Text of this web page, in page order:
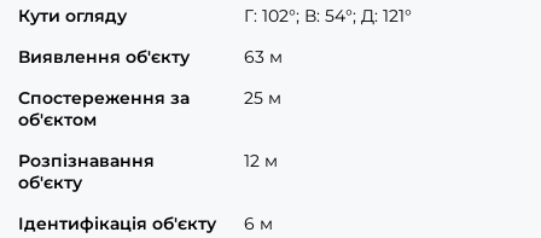
Кути огляду
Г: 102°; В: 54°; Д: 121°
Виявлення об'єкту
63 м
Спостереження за
об'єктом
25 м
Розпізнавання
об'єкту
12 м
Ідентифікація об'єкту
6 м